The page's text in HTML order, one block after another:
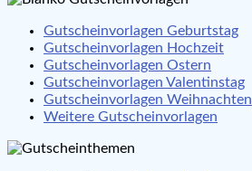
Gutscheinvorlagen Geburtstag
Gutscheinvorlagen Hochzeit
Gutscheinvorlagen Ostern
Gutscheinvorlagen Valentinstag
Gutscheinvorlagen Weihnachten
Weitere Gutscheinvorlagen